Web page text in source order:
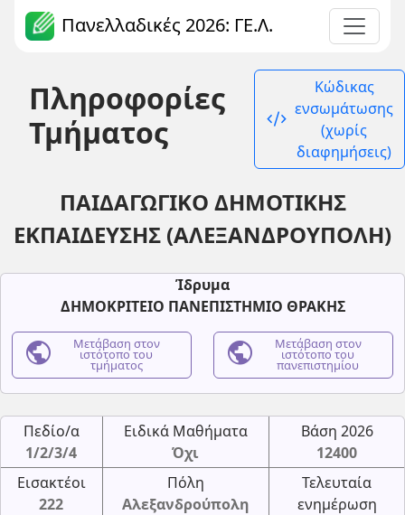
Πανελλαδικές 2026: ΓΕ.Λ.
Πληροφορίες
Τμήματος
code_xml
Κώδικας
ενσωμάτωσης
(χωρίς
διαφημήσεις)
ΠΑΙΔΑΓΩΓΙΚΟ ΔΗΜΟΤΙΚΗΣ
ΕΚΠΑΙΔΕΥΣΗΣ (ΑΛΕΞΑΝΔΡΟΥΠΟΛΗ)
Ίδρυμα
ΔΗΜΟΚΡΙΤΕΙΟ ΠΑΝΕΠΙΣΤΗΜΙΟ ΘΡΑΚΗΣ
public Μετάβαση στον
ιστότοπο του
τμήματος public Μετάβαση στον
ιστότοπο του
πανεπιστημίου
Πεδίο/α
1/2/3/4
Ειδικά Μαθήματα
Όχι
Βάση 2026
12400
Εισακτέοι
222
Πόλη
Αλεξανδρούπολη
Τελευταία
ενημέρωση